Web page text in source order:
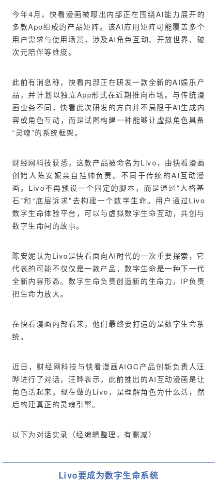
今年4月，快看漫画被曝出内部正在围绕AI能力展开的
多款App组成的产品矩阵。该AI应用矩阵可能覆盖多个
用户需求与使用场景，涉及AI角色互动、开放世界、破
次元陪伴等维度。
此前有消息称，快看内部正在研发一款全新的AI娱乐产
品，并计划以独立App形式在近期推向市场。与传统漫
画业务不同，快看此次研发的方向并不局限于AI生成内
容或角色互动，而是试图构建一种能够让虚拟角色具备
“灵魂”的系统框架。
财经网科技获悉，这款产品被命名为Livo，由快看漫画
创始人陈安妮亲自挂帅负责。不同于传统的AI互动漫
画，Livo不再预设一个固定的脚本，而是通过“人格基
石”和“底层诉求”去构建一个数字生命。用户通过Livo
数字生命体验平台，可以与虚拟数字生命互动，共创与
数字生命间的故事。
陈安妮认为Livo是快看面向AI时代的一次重要探索，它
代表的可能不仅仅是一款产品，数字生命是一种下一代
全新内容形态。数字生命负责创造新的生命力，IP负责
把生命力放大。
在快看漫画内部看来，他们最终要打造的是数字生命系
统。
近日，财经网科技与快看漫画AIGC产品创新负责人汪
晔进行了对话，汪晔表示，此前推出的AI互动漫画是让
角色活起来，现在做的Livo，是理解角色为什么活，然
后构建真正的灵魂引擎。
以下为对话实录（经编辑整理，有删减）
Livo要成为数字生命系统